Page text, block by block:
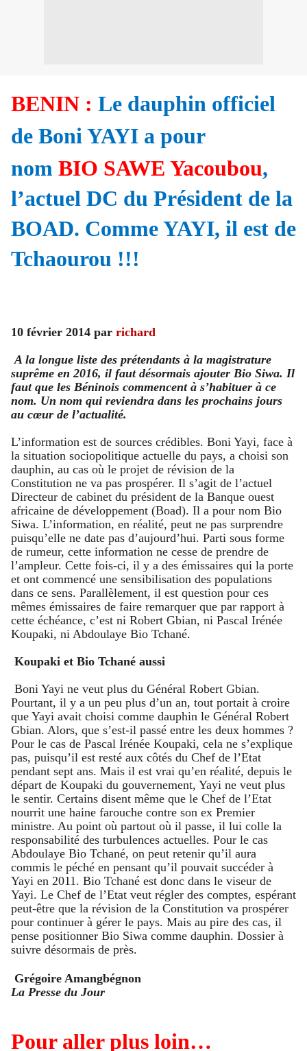
BENIN : Le dauphin officiel
de Boni YAYI a pour
nom BIO SAWE Yacoubou,
l’actuel DC du Président de la
BOAD. Comme YAYI, il est de
Tchaourou !!!
10 février 2014 par richard
A la longue liste des prétendants à la magistrature
suprême en 2016, il faut désormais ajouter Bio Siwa. Il
faut que les Béninois commencent à s’habituer à ce
nom. Un nom qui reviendra dans les prochains jours
au cœur de l’actualité.
L’information est de sources crédibles. Boni Yayi, face à
la situation sociopolitique actuelle du pays, a choisi son
dauphin, au cas où le projet de révision de la
Constitution ne va pas prospérer. Il s’agit de l’actuel
Directeur de cabinet du président de la Banque ouest
africaine de développement (Boad). Il a pour nom Bio
Siwa. L’information, en réalité, peut ne pas surprendre
puisqu’elle ne date pas d’aujourd’hui. Parti sous forme
de rumeur, cette information ne cesse de prendre de
l’ampleur. Cette fois-ci, il y a des émissaires qui la porte
et ont commencé une sensibilisation des populations
dans ce sens. Parallèlement, il est question pour ces
mêmes émissaires de faire remarquer que par rapport à
cette échéance, c’est ni Robert Gbian, ni Pascal Irénée
Koupaki, ni Abdoulaye Bio Tchané.
Koupaki et Bio Tchané aussi
Boni Yayi ne veut plus du Général Robert Gbian.
Pourtant, il y a un peu plus d’un an, tout portait à croire
que Yayi avait choisi comme dauphin le Général Robert
Gbian. Alors, que s’est-il passé entre les deux hommes ?
Pour le cas de Pascal Irénée Koupaki, cela ne s’explique
pas, puisqu’il est resté aux côtés du Chef de l’Etat
pendant sept ans. Mais il est vrai qu’en réalité, depuis le
départ de Koupaki du gouvernement, Yayi ne veut plus
le sentir. Certains disent même que le Chef de l’Etat
nourrit une haine farouche contre son ex Premier
ministre. Au point où partout où il passe, il lui colle la
responsabilité des turbulences actuelles. Pour le cas
Abdoulaye Bio Tchané, on peut retenir qu’il aura
commis le péché en pensant qu’il pouvait succéder à
Yayi en 2011. Bio Tchané est donc dans le viseur de
Yayi. Le Chef de l’Etat veut régler des comptes, espérant
peut-être que la révision de la Constitution va prospérer
pour continuer à gérer le pays. Mais au pire des cas, il
pense positionner Bio Siwa comme dauphin. Dossier à
suivre désormais de près.
Grégoire Amangbégnon
La Presse du Jour
Pour aller plus loin…